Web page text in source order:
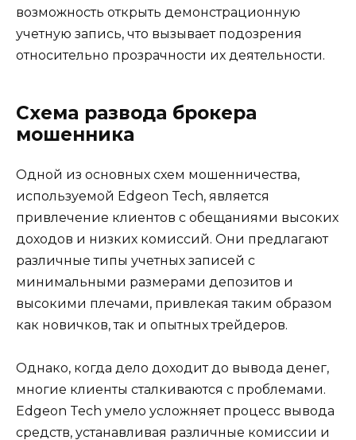
возможность открыть демонстрационную
учетную запись, что вызывает подозрения
относительно прозрачности их деятельности.
Схема развода брокера
мошенника
Одной из основных схем мошенничества,
используемой Edgeon Tech, является
привлечение клиентов с обещаниями высоких
доходов и низких комиссий. Они предлагают
различные типы учетных записей с
минимальными размерами депозитов и
высокими плечами, привлекая таким образом
как новичков, так и опытных трейдеров.
Однако, когда дело доходит до вывода денег,
многие клиенты сталкиваются с проблемами.
Edgeon Tech умело усложняет процесс вывода
средств, устанавливая различные комиссии и